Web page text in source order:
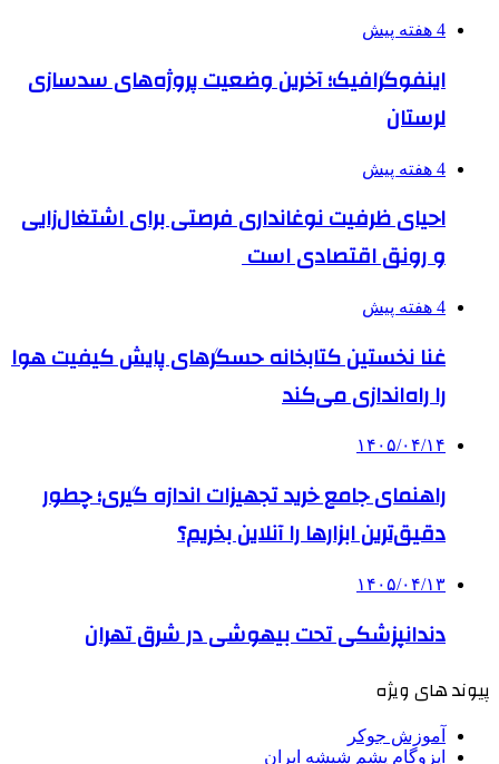
4 هفته پیش
اینفوگرافیک؛ آخرین وضعیت پروژه‌های سدسازی
لرستان
4 هفته پیش
احیای ظرفیت نوغانداری فرصتی برای اشتغال‌زایی
و رونق اقتصادی است
4 هفته پیش
غنا نخستین کتابخانه حسگرهای پایش کیفیت هوا
را راه‌اندازی می‌کند
۱۴۰۵/۰۴/۱۴
راهنمای جامع خرید تجهیزات اندازه گیری؛ چطور
دقیق‌ترین ابزارها را آنلاین بخریم؟
۱۴۰۵/۰۴/۱۳
دندانپزشکی تحت بیهوشی در شرق تهران
پیوند های ویژه
آموزش جوکر
ایزوگام پشم شیشه ایران